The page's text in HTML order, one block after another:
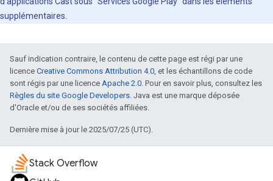
supplémentaires.
Sauf indication contraire, le contenu de cette page est régi par une
licence Creative Commons Attribution 4.0, et les échantillons de code
sont régis par une licence Apache 2.0. Pour en savoir plus, consultez les
Règles du site Google Developers. Java est une marque déposée
d'Oracle et/ou de ses sociétés affiliées.
Dernière mise à jour le 2025/07/25 (UTC).
Stack Overflow